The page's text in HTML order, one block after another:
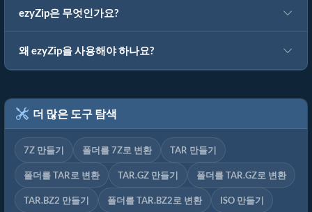
ezyZip은 무엇인가요?
왜 ezyZip을 사용해야 하나요?
더 많은 도구 탐색
7Z 만들기 폴더를 7Z로 변환 TAR 만들기
폴더를 TAR로 변환 TAR.GZ 만들기 폴더를 TAR.GZ로 변환
TAR.BZ2 만들기 폴더를 TAR.BZ2로 변환 ISO 만들기